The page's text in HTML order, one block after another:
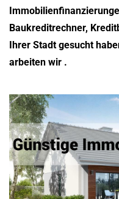
Baukreditrechner,
Ihrer Stadt gesucht
arbeiten wir .